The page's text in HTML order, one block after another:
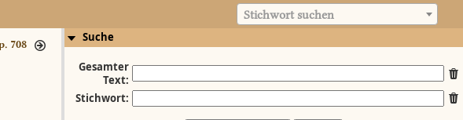
Stichwort suchen
708
Suche
Gesamter
Text:
Stichwort: